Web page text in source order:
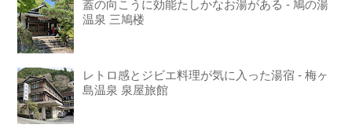
蓋の向こうに効能たしかなお湯がある - 鳩の湯
温泉 三鳩楼
レトロ感とジビエ料理が気に入った湯宿 - 梅ヶ
島温泉 泉屋旅館